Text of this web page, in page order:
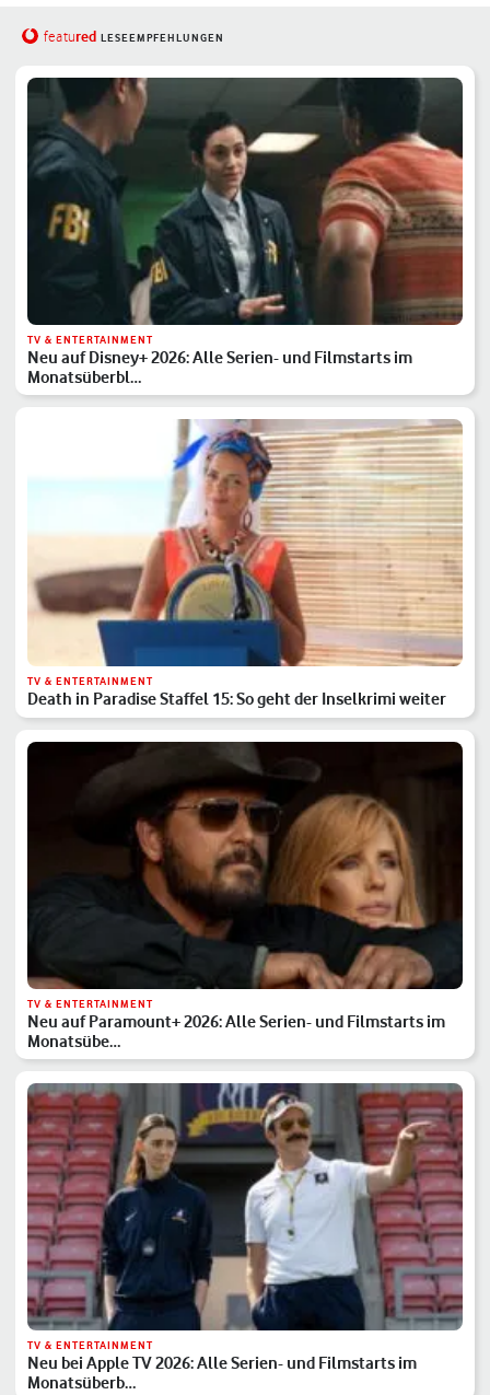
featured LESEEMPFEHLUNGEN
TV & ENTERTAINMENT
Neu auf Disney+ 2026: Alle Serien- und Filmstarts im
Monatsüberbl…
TV & ENTERTAINMENT
Death in Paradise Staffel 15: So geht der Inselkrimi weiter
TV & ENTERTAINMENT
Neu auf Paramount+ 2026: Alle Serien- und Filmstarts im
Monatsübe…
TV & ENTERTAINMENT
Neu bei Apple TV 2026: Alle Serien- und Filmstarts im
Monatsüberb…